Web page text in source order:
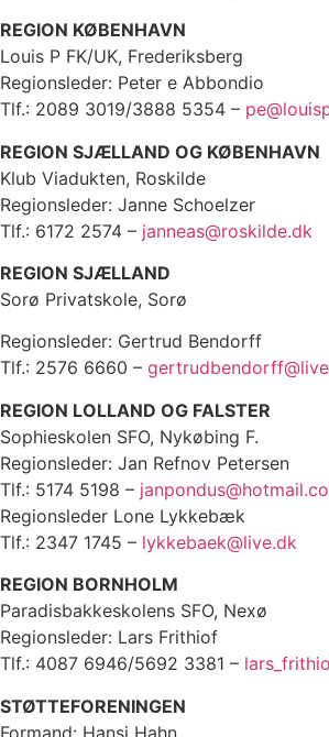
REGION KØBENHAVN
Louis P FK/UK, Frederiksberg
Regionsleder: Peter e Abbondio
Tlf.: 2089 3019/3888 5354 –
REGION SJÆLLAND OG KØBENHAVN
Klub Viadukten, Roskilde
Regionsleder: Janne Schoelzer
Tlf.: 6172 2574 – janneas@roskilde.dk
REGION SJÆLLAND
Sorø Privatskole, Sorø
Regionsleder: Gertrud Bendorff
Tlf.: 2576 6660 –
REGION LOLLAND OG FALSTER
Sophieskolen SFO, Nykøbing F.
Regionsleder: Jan Refnov Petersen
Tlf.: 5174 5198 –
Regionsleder Lone Lykkebæk
Tlf.: 2347 1745 – lykkebaek@live.dk
REGION BORNHOLM
Paradisbakkeskolens SFO, Nexø
Regionsleder: Lars Frithiof
Tlf.: 4087 6946/5692 3381 –
STØTTEFORENINGEN
Formand: Hansi Hahn